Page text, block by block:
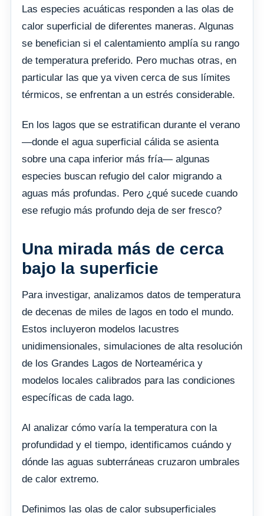
Las especies acuáticas responden a las olas de
calor superficial de diferentes maneras. Algunas
se benefician si el calentamiento amplía su rango
de temperatura preferido. Pero muchas otras, en
particular las que ya viven cerca de sus límites
térmicos, se enfrentan a un estrés considerable.
En los lagos que se estratifican durante el verano
—donde el agua superficial cálida se asienta
sobre una capa inferior más fría— algunas
especies buscan refugio del calor migrando a
aguas más profundas. Pero ¿qué sucede cuando
ese refugio más profundo deja de ser fresco?
Una mirada más de cerca
bajo la superficie
Para investigar, analizamos datos de temperatura
de decenas de miles de lagos en todo el mundo.
Estos incluyeron modelos lacustres
unidimensionales, simulaciones de alta resolución
de los Grandes Lagos de Norteamérica y
modelos locales calibrados para las condiciones
específicas de cada lago.
Al analizar cómo varía la temperatura con la
profundidad y el tiempo, identificamos cuándo y
dónde las aguas subterráneas cruzaron umbrales
de calor extremo.
Definimos las olas de calor subsuperficiales